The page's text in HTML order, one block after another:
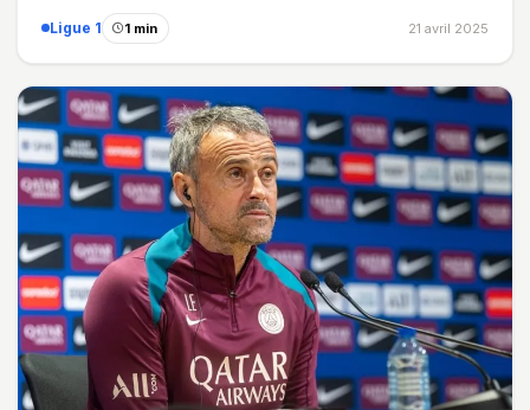
Ligue 1 1 min 21 avril 2025